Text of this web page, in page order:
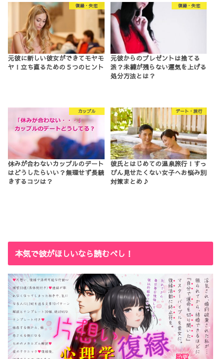
復縁・失恋
元彼に新しい彼女ができてモヤモ
ヤ！立ち直るための５つのヒント
復縁・失恋
元彼からのプレゼントは捨てる
派？未練が残らない運気を上げる
処分方法とは？
カップル
休みが合わないカップルのデート
はどうしたらいい？無理せず長続
きするコツは？
デート・旅行
彼氏とはじめての温泉旅行！すっ
ぴん見せたくない女子へお悩み別
対策まとめ♪
本気で彼がほしいなら読むべし！